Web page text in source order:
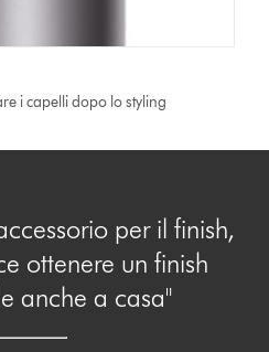
i capelli dopo lo styling
per il finish,
ottenere un finish
anche a casa"